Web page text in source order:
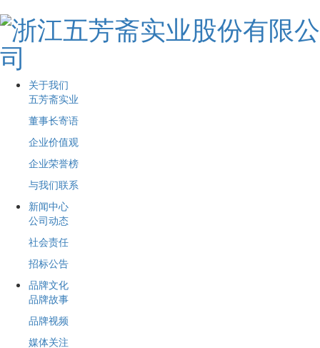
关于我们
五芳斋实业
董事长寄语
企业价值观
企业荣誉榜
与我们联系
新闻中心
公司动态
社会责任
招标公告
品牌文化
品牌故事
品牌视频
媒体关注